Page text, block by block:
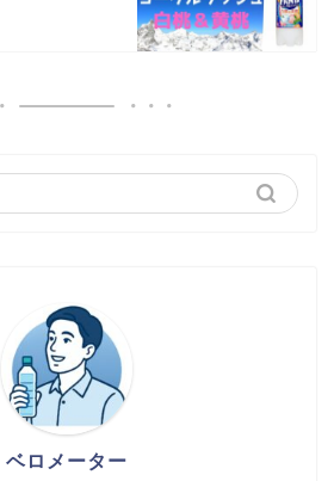
ベロメーター